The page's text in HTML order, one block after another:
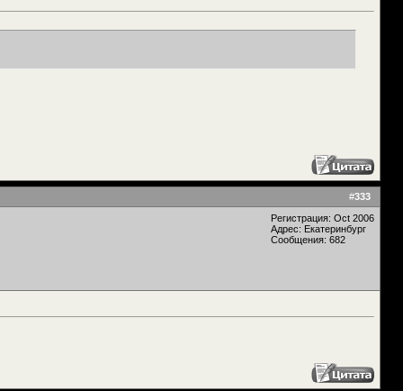
#333
Регистрация: Oct 2006
Адрес: Екатеринбург
Сообщения: 682